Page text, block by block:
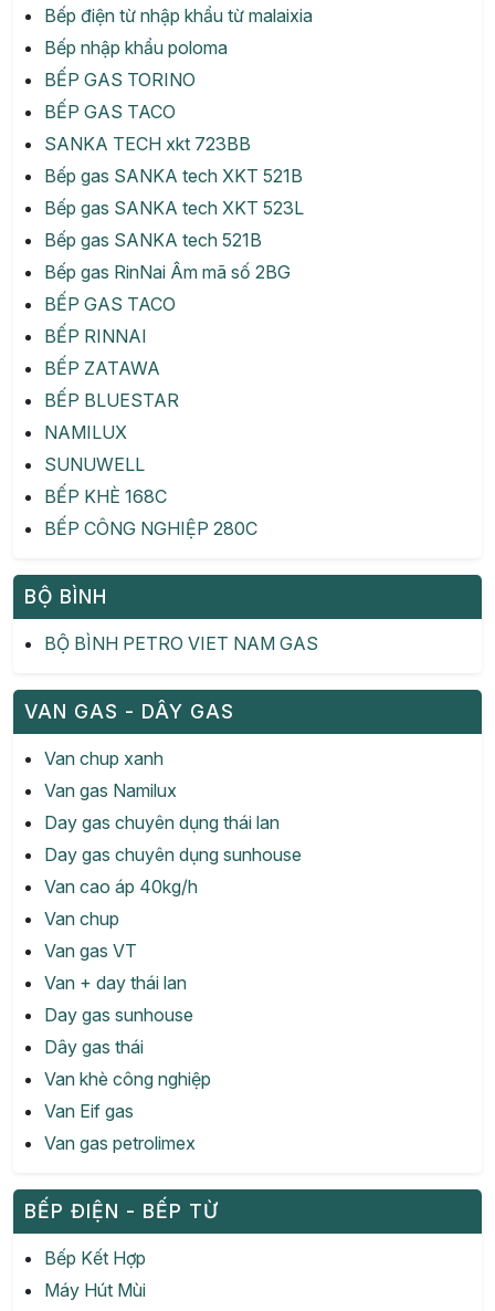
Bếp điện từ nhập khẩu từ malaixia
Bếp nhập khẩu poloma
BẾP GAS TORINO
BẾP GAS TACO
SANKA TECH xkt 723BB
Bếp gas SANKA tech XKT 521B
Bếp gas SANKA tech XKT 523L
Bếp gas SANKA tech 521B
Bếp gas RinNai Âm mã số 2BG
BẾP GAS TACO
BẾP RINNAI
BẾP ZATAWA
BẾP BLUESTAR
NAMILUX
SUNUWELL
BẾP KHÈ 168C
BẾP CÔNG NGHIỆP 280C
BỘ BÌNH
BỘ BÌNH PETRO VIET NAM GAS
VAN GAS - DÂY GAS
Van chup xanh
Van gas Namilux
Day gas chuyên dụng thái lan
Day gas chuyên dụng sunhouse
Van cao áp 40kg/h
Van chup
Van gas VT
Van + day thái lan
Day gas sunhouse
Dây gas thái
Van khè công nghiệp
Van Eif gas
Van gas petrolimex
BẾP ĐIỆN - BẾP TỪ
Bếp Kết Hợp
Máy Hút Mùi